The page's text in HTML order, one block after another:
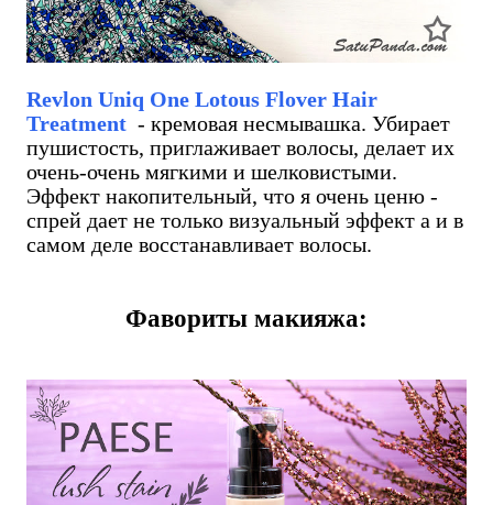
Revlon Uniq One Lotous Flover Hair
Treatment - кремовая несмывашка. Убирает
пушистость, приглаживает волосы, делает их
очень-очень мягкими и шелковистыми.
Эффект накопительный, что я очень ценю -
спрей дает не только визуальный эффект а и в
самом деле восстанавливает волосы.
Фавориты макияжа: